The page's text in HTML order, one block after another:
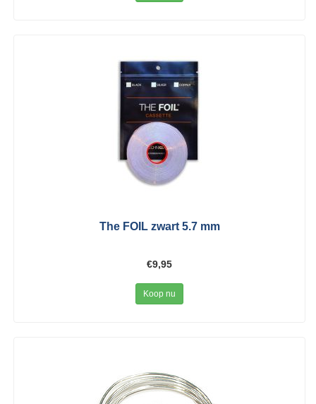
The FOIL zwart 5.7 mm
€9,95
Koop nu